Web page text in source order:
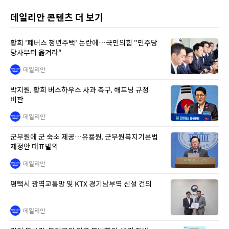
데일리안 콘텐츠 더 보기
황희 '폐버스 청년주택' 논란에…국민의힘 "민주당
당사부터 옮겨라"
데일리안
박지원, 황희 버스하우스 사과 촉구, 해프닝 규정
비판
데일리안
군무원에 군 숙소 제공…유용원, 군무원복지기본법
제정안 대표발의
데일리안
평택시 광역교통망 및 KTX 경기남부역 신설 건의
데일리안